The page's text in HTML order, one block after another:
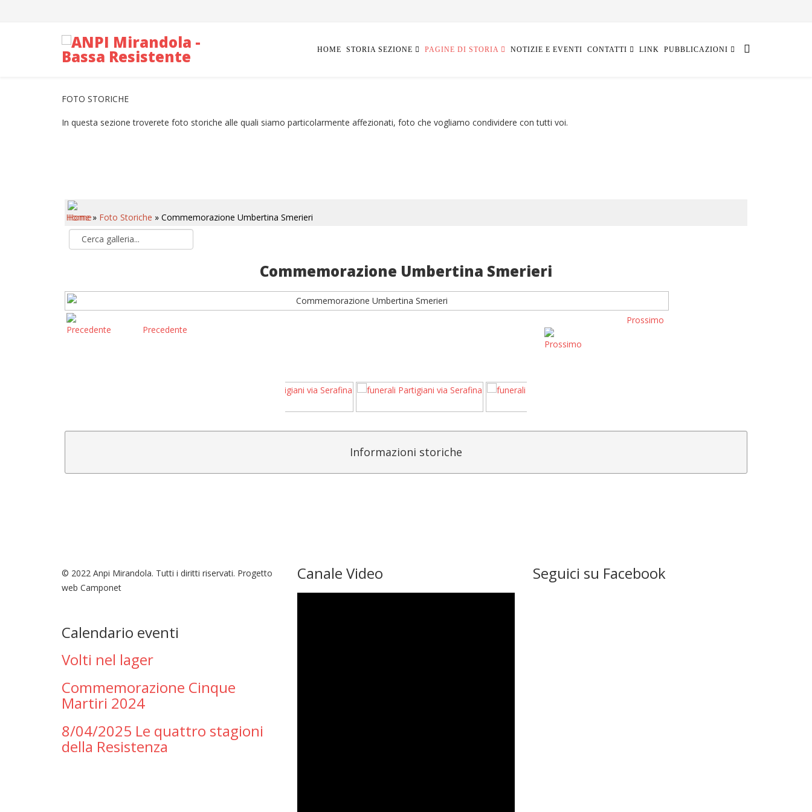
HOME STORIA SEZIONE PAGINE DI STORIA NOTIZIE E EVENTI CONTATTI LINK PUBBLICAZIONI
FOTO STORICHE
In questa sezione troverete foto storiche alle quali siamo particolarmente affezionati, foto che vogliamo condividere con tutti voi.
Home» Foto Storiche » Commemorazione Umbertina Smerieri
Commemorazione Umbertina Smerieri
Precedente
Prossimo
Informazioni storiche
© 2022 Anpi Mirandola. Tutti i diritti riservati. Progetto
web Camponet
Calendario eventi
Volti nel lager
Commemorazione Cinque
Martiri 2024
8/04/2025 Le quattro stagioni
della Resistenza
Canale Video Seguici su Facebook